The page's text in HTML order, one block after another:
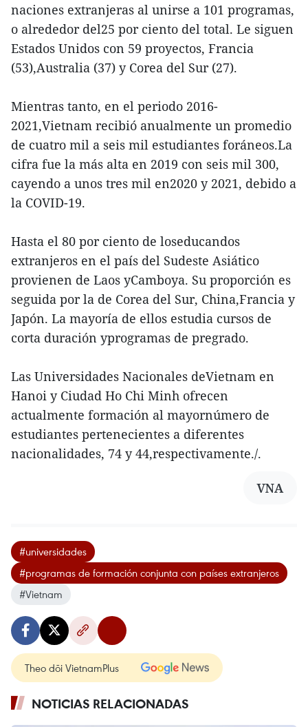
naciones extranjeras al unirse a 101 programas,
o alrededor del25 por ciento del total. Le siguen
Estados Unidos con 59 proyectos, Francia
(53),Australia (37) y Corea del Sur (27).
Mientras tanto, en el periodo 2016-
2021,Vietnam recibió anualmente un promedio
de cuatro mil a seis mil estudiantes foráneos.La
cifra fue la más alta en 2019 con seis mil 300,
cayendo a unos tres mil en2020 y 2021, debido a
la COVID-19.
Hasta el 80 por ciento de loseducandos
extranjeros en el país del Sudeste Asiático
provienen de Laos yCamboya. Su proporción es
seguida por la de Corea del Sur, China,Francia y
Japón. La mayoría de ellos estudia cursos de
corta duración yprogramas de pregrado.
Las Universidades Nacionales deVietnam en
Hanoi y Ciudad Ho Chi Minh ofrecen
actualmente formación al mayornúmero de
estudiantes pertenecientes a diferentes
nacionalidades, 74 y 44,respectivamente./.
VNA
#universidades
#programas de formación conjunta con países extranjeros
#Vietnam
Theo dõi VietnamPlus
NOTICIAS RELACIONADAS